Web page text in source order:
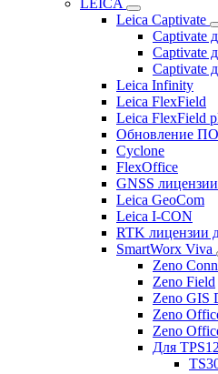
Leica Captivate
Captivate
Captivate
Captivate
Leica Infinity
Leica FlexField
Leica FlexField
Обновление ПО
Cyclone
FlexOffice
GNSS
Leica GeoCom
Leica I-CON
RTK лицензии
SmartWorx Viva
Zeno
Zeno Field
Zeno GIS
Zeno
Zeno
Для